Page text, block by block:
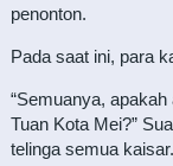
penonton.
Pada saat ini, para
“Semuanya,
Tuan Kota Mei?”
telinga semua kaisar.